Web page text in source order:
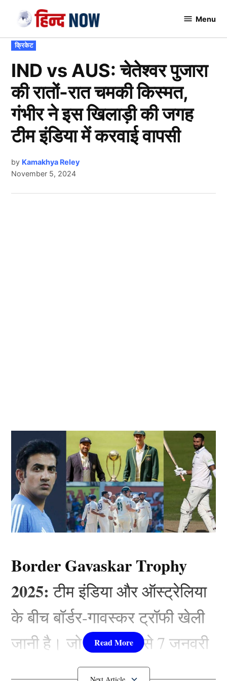
content
Menu
POSTED
IN
क्रिकेट
IND vs AUS: चेतेश्वर पुजारा
की रातों-रात चमकी किस्मत,
गंभीर ने इस खिलाड़ी की जगह
टीम इंडिया में करवाई वापसी
by Kamakhya Reley
November 5, 2024
Border Gavaskar Trophy
2025: टीम इंडिया और ऑस्ट्रेलिया
के बीच बॉर्डर-गावस्कर ट्रॉफी खेली
जानी है। जो 22 नवंबर से 7 जनवरी
तक खेली जानी है। इस दौरान दोनों